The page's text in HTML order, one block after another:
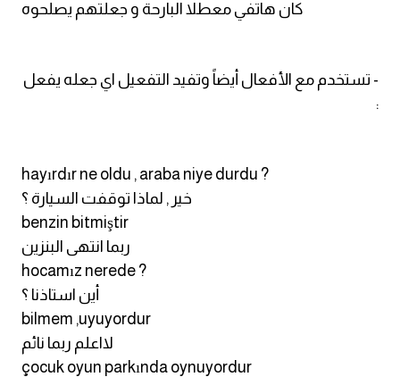
كان هاتفي معطلا البارحة و جعلتهم يصلحوه
- تستخدم مع الأفعال أيضاً وتفيد التفعيل اي جعله يفعل
:
hayırdır ne oldu , araba niye durdu ?
خير , لماذا توقفت السيارة ؟
benzin bitmiştir
ربما انتهى البنزين
hocamız nerede ?
أين استاذنا ؟
bilmem ,uyuyordur
لااعلم ربما نائم
çocuk oyun parkında oynuyordur